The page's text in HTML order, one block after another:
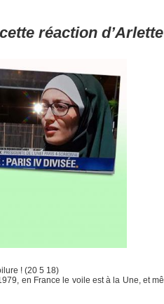
réaction
! (20 5 18)
en France le voile est à la Une, et